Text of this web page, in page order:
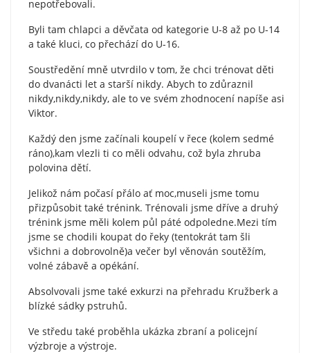
nepotřebovali.
Byli tam chlapci a děvčata od kategorie U-8 až po U-14
a také kluci, co přechází do U-16.
Soustředění mně utvrdilo v tom, že chci trénovat děti
do dvanácti let a starší nikdy. Abych to zdůraznil
nikdy,nikdy,nikdy, ale to ve svém zhodnocení napíše asi
Viktor.
Každý den jsme začínali koupelí v řece (kolem sedmé
ráno),kam vlezli ti co měli odvahu, což byla zhruba
polovina dětí.
Jelikož nám počasí přálo ať moc,museli jsme tomu
přizpůsobit také trénink. Trénovali jsme dříve a druhý
trénink jsme měli kolem půl páté odpoledne.Mezi tím
jsme se chodili koupat do řeky (tentokrát tam šli
všichni a dobrovolně)a večer byl věnován soutěžím,
volné zábavě a opékání.
Absolvovali jsme také exkurzi na přehradu Kružberk a
blízké sádky pstruhů.
Ve středu také proběhla ukázka zbraní a policejní
výzbroje a výstroje.